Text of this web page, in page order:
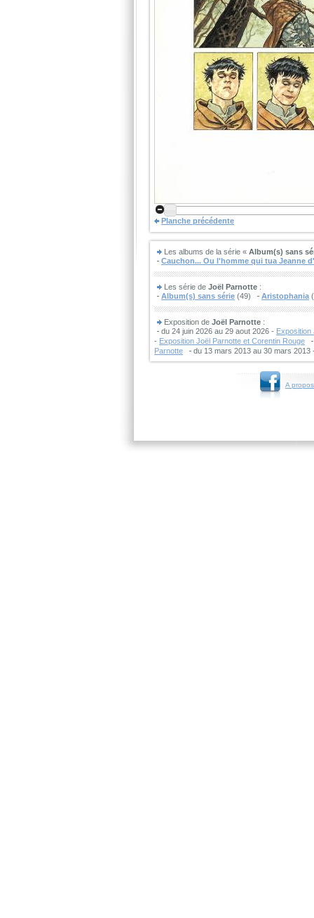
Planche précédente
Les albums de la série « Album(s) sans
Cauchon... Ou l'homme qui tua Jeanne
Les série de Joël Parnotte :
Album(s) sans série (49) Aristophania
Exposition de Joël Parnotte :
du 24 juin 2026 au 29 aout 2026 - Exposition
- Exposition Joël Parnotte et Corentin Rouge
Parnotte
du 13 mars 2013 au 30 mars 2013
A